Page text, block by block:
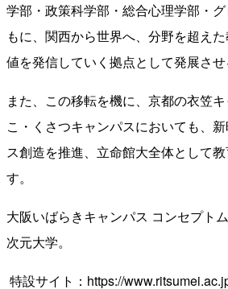
学部・政策科学部・総合心理学部・
もに、関西から世界へ、分野を超え
値を発信していく拠点として発展させ
また、この移転を機に、京都の衣笠
こ・くさつキャンパスにおいても、
ス創造を推進、立命館大全体として
す。
大阪いばらきキャンパス コンセプト
次元大学。
特設サイト： https://